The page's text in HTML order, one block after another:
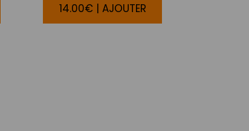
14.00€ | AJOUTER